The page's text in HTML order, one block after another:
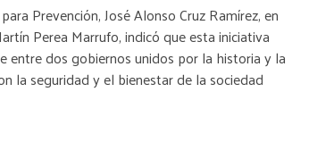
Prevención, José Alonso Cruz Ramírez, en
Perea Marrufo, indicó que esta iniciativa
entre dos gobiernos unidos por la historia y la
la seguridad y el bienestar de la sociedad